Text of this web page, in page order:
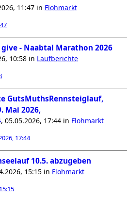
11:47 in Flohmarkt
- Naabtal Marathon 2026
10:58 in Laufberichte
GutsMuthsRennsteiglauf,
Mai 2026,
, 05.05.2026, 17:44 in Flohmarkt
17:44
10.5. abzugeben
15:15 in Flohmarkt